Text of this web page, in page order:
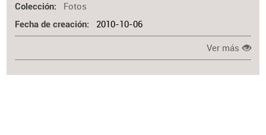
Colección Fotos
Fecha de creación 2010-10-06
Ver más